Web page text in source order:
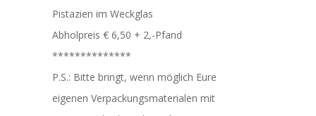
Pistazien im Weckglas
Abholpreis € 6,50 + 2,-Pfand
**************
P.S.: Bitte bringt, wenn möglich Eure
eigenen Verpackungsmaterialen mit